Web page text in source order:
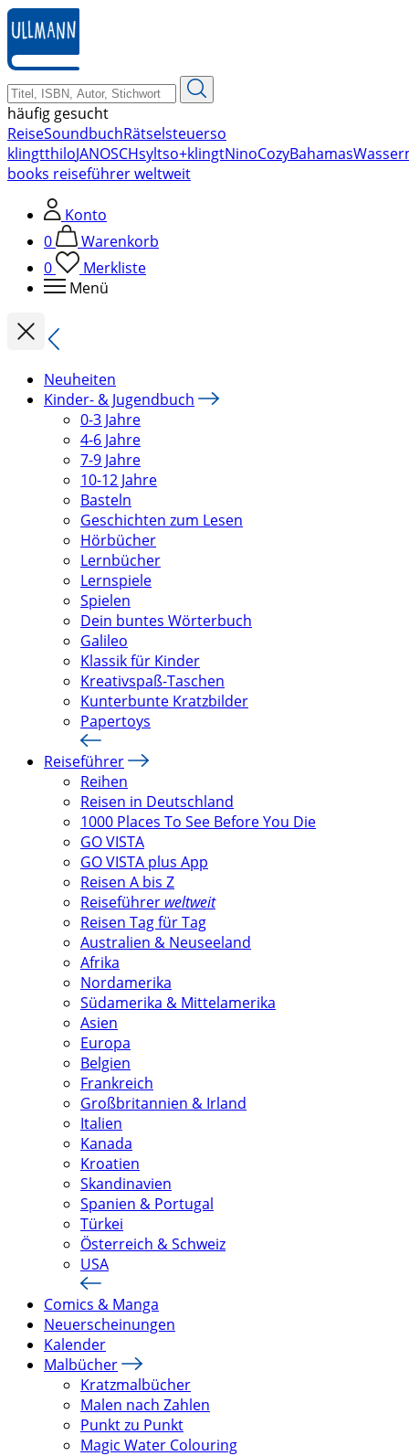
zum
Hauptinhalt
springen
häufig gesucht
ReiseSoundbuchRätselsteuerso
klingtthiloJANOSCHsyltso+klingtNinoCozyBahamas
books reiseführer weltweit
Konto
0
Warenkorb
0
Merkliste
Menü
Neuheiten
Kinder- & Jugendbuch
0-3 Jahre
4-6 Jahre
7-9 Jahre
10-12 Jahre
Basteln
Geschichten zum Lesen
Hörbücher
Lernbücher
Lernspiele
Spielen
Dein buntes Wörterbuch
Galileo
Klassik für Kinder
Kreativspaß-Taschen
Kunterbunte Kratzbilder
Papertoys
Reiseführer
Reihen
Reisen in Deutschland
1000 Places To See Before You Die
GO VISTA
GO VISTA plus App
Reisen A bis Z
Reiseführer weltweit
Reisen Tag für Tag
Australien & Neuseeland
Afrika
Nordamerika
Südamerika & Mittelamerika
Asien
Europa
Belgien
Frankreich
Großbritannien & Irland
Italien
Kanada
Kroatien
Skandinavien
Spanien & Portugal
Türkei
Österreich & Schweiz
USA
Comics & Manga
Neuerscheinungen
Kalender
Malbücher
Kratzmalbücher
Malen nach Zahlen
Punkt zu Punkt
Magic Water Colouring